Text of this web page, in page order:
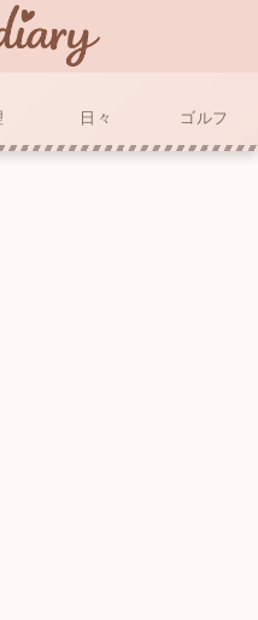
日々 ゴルフ